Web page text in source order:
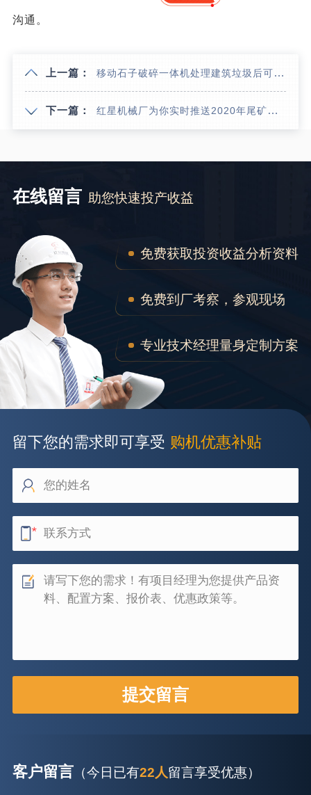
沟通。
上一篇： 移动石子破碎一体机处理建筑垃圾后可以用来作为路基回填吗？
下一篇： 红星机械厂为你实时推送2020年尾矿制砂优惠政策
在线留言 助您快速投产收益
免费获取投资收益分析资料
免费到厂考察，参观现场
专业技术经理量身定制方案
留下您的需求即可享受 购机优惠补贴
客户留言 （今日已有22人留言享受优惠）